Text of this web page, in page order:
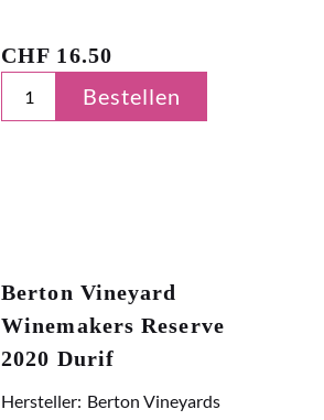
CHF 16.50
Bestellen
Berton Vineyard
Winemakers Reserve
2020 Durif
Hersteller: Berton Vineyards